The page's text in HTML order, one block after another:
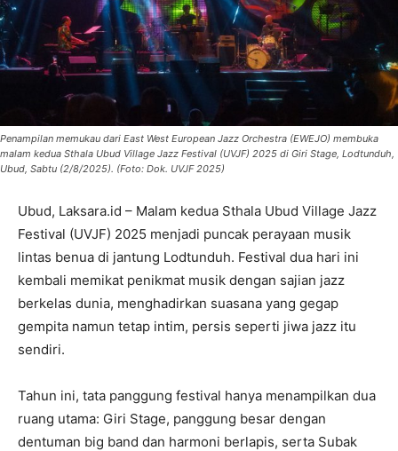
Penampilan memukau dari East West European Jazz Orchestra (EWEJO) membuka
malam kedua Sthala Ubud Village Jazz Festival (UVJF) 2025 di Giri Stage, Lodtunduh,
Ubud, Sabtu (2/8/2025). (Foto: Dok. UVJF 2025)
Ubud, Laksara.id – Malam kedua Sthala Ubud Village Jazz
Festival (UVJF) 2025 menjadi puncak perayaan musik
lintas benua di jantung Lodtunduh. Festival dua hari ini
kembali memikat penikmat musik dengan sajian jazz
berkelas dunia, menghadirkan suasana yang gegap
gempita namun tetap intim, persis seperti jiwa jazz itu
sendiri.
Tahun ini, tata panggung festival hanya menampilkan dua
ruang utama: Giri Stage, panggung besar dengan
dentuman big band dan harmoni berlapis, serta Subak